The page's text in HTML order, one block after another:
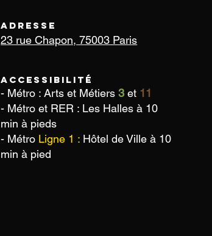
Adresse
23 rue Chapon, 75003 Paris
Accessibilité
- Métro : Arts et Métiers3 et 11
- Métro et RER : Les Halles à 10
min à pieds
- Métro Ligne 1 : Hôtel de Ville à 10
min à pied